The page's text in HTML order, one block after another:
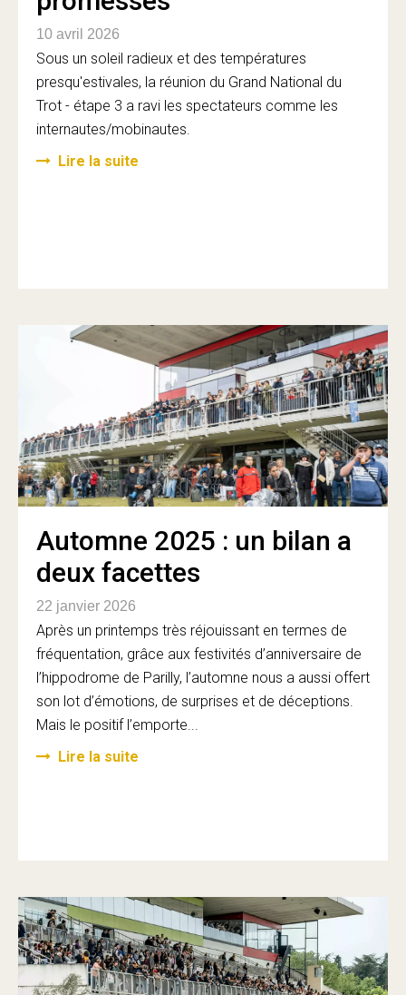
10 avril 2026
Sous un soleil radieux et des températures
presqu'estivales, la réunion du Grand National du
Trot - étape 3 a ravi les spectateurs comme les
internautes/mobinautes.
Lire la suite
Automne 2025 : un bilan a
deux facettes
22 janvier 2026
Après un printemps très réjouissant en termes de
fréquentation, grâce aux festivités d’anniversaire de
l’hippodrome de Parilly, l’automne nous a aussi offert
son lot d’émotions, de surprises et de déceptions.
Mais le positif l’emporte...
Lire la suite